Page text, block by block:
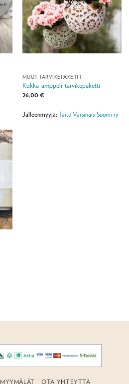
MUUT TARVIKEPAKETIT
Kukka-amppeli-tarvikepaketti
26,00 €
Jälleenmyyjä: Taito Varsinais-Suomi ry
MYYMÄLÄT OTA YHTEYTTÄ